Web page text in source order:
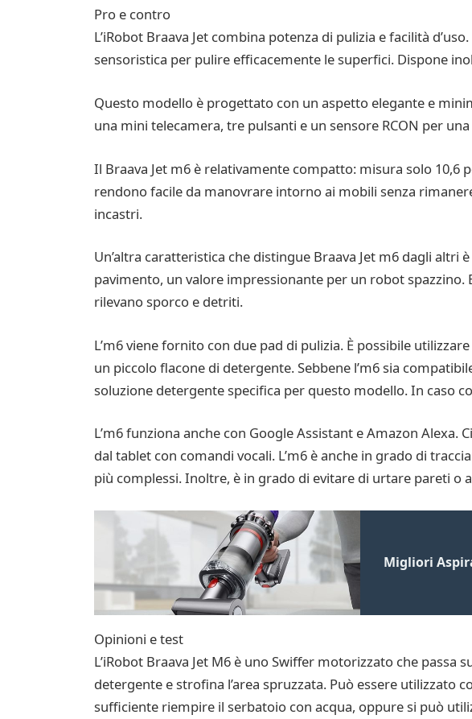
Pro e contro
L’iRobot Braava Jet combina potenza di pulizia e facilità
sensoristica per pulire efficacemente le superfici. Dispone
Questo modello è progettato con un aspetto elegante e
una mini telecamera, tre pulsanti e un sensore RCON per
Il Braava Jet m6 è relativamente compatto: misura solo 10,6
rendono facile da manovrare intorno ai mobili senza
incastri.
Un’altra caratteristica che distingue Braava Jet m6 dagli
pavimento, un valore impressionante per un robot spazzino.
rilevano sporco e detriti.
L’m6 viene fornito con due pad di pulizia. È possibile
un piccolo flacone di detergente. Sebbene l’m6 sia
soluzione detergente specifica per questo modello. In caso
L’m6 funziona anche con Google Assistant e Amazon
dal tablet con comandi vocali. L’m6 è anche in grado di
più complessi. Inoltre, è in grado di evitare di urtare pareti o
Migliori
Opinioni e test
L’iRobot Braava Jet M6 è uno Swiffer motorizzato che
detergente e strofina l’area spruzzata. Può essere utilizzato
sufficiente riempire il serbatoio con acqua, oppure si può